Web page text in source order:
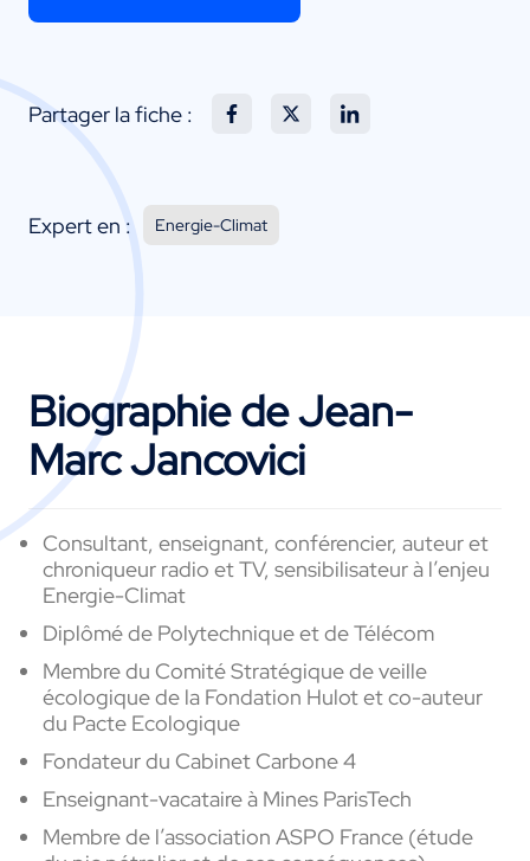
Partager la fiche :
Expert en : Energie-Climat
Biographie de Jean-
Marc Jancovici
Consultant, enseignant, conférencier, auteur et
chroniqueur radio et TV, sensibilisateur à l’enjeu
Energie-Climat
Diplômé de Polytechnique et de Télécom
Membre du Comité Stratégique de veille
écologique de la Fondation Hulot et co-auteur
du Pacte Ecologique
Fondateur du Cabinet Carbone 4
Enseignant-vacataire à Mines ParisTech
Membre de l’association ASPO France (étude